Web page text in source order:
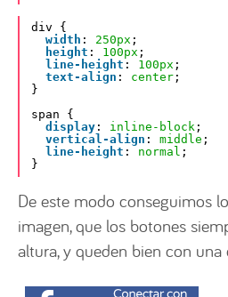
div {
width : 250px ;
height : 100px ;
line-height : 100px ;
text-align : center ;
}
span {
display : inline-block ;
vertical-align : middle ;
line-height : normal ;
}
De este modo conseguimos
imagen, que los botones
altura, y queden bien con una